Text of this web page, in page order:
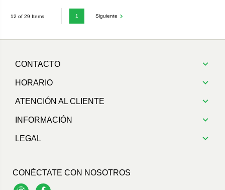
12 of 29 Items 1 Siguiente
CONTACTO
HORARIO
ATENCIÓN AL CLIENTE
INFORMACIÓN
LEGAL
CONÉCTATE CON NOSOTROS